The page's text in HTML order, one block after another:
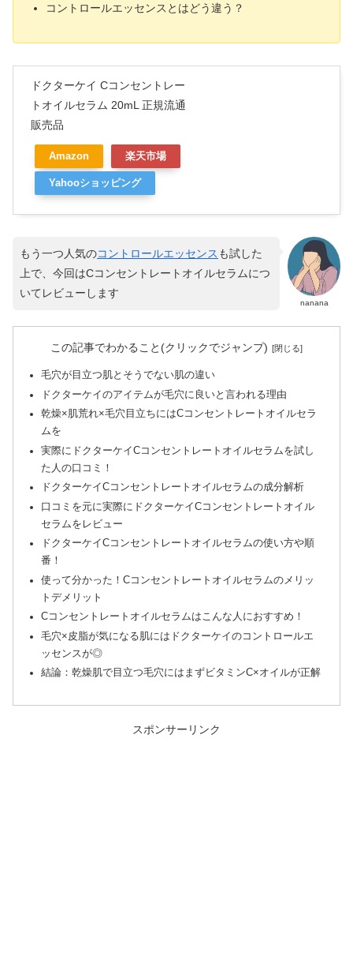
コントロールエッセンスとはどう違う？
ドクターケイ Cコンセントレー
トオイルセラム 20mL 正規流通
販売品
Amazon 楽天市場
Yahooショッピング
nanana
もう一つ人気のコントロールエッセンス も試した
上で、今回はCコンセントレートオイルセラムにつ
いてレビューします
この記事でわかること(クリックでジャンプ)
毛穴が目立つ肌とそうでない肌の違い
ドクターケイのアイテムが毛穴に良いと言われる理由
乾燥×肌荒れ×毛穴目立ちにはCコンセントレートオイルセラ
ムを
実際にドクターケイCコンセントレートオイルセラムを試し
た人の口コミ！
ドクターケイCコンセントレートオイルセラムの成分解析
口コミを元に実際にドクターケイCコンセントレートオイル
セラムをレビュー
ドクターケイCコンセントレートオイルセラムの使い方や順
番！
使って分かった！Cコンセントレートオイルセラムのメリッ
トデメリット
Cコンセントレートオイルセラムはこんな人におすすめ！
毛穴×皮脂が気になる肌にはドクターケイのコントロールエ
ッセンスが◎
結論：乾燥肌で目立つ毛穴にはまずビタミンC×オイルが正解
スポンサーリンク